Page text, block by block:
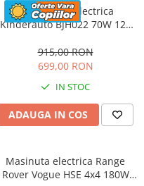
Motocicleta electrica
Kinderauto BJH022 70W 12V
culoare Rosie
915,00 RON
699,00 RON
IN STOC
ADAUGA IN COS
Masinuta electrica Range
Rover Vogue HSE 4x4 180W